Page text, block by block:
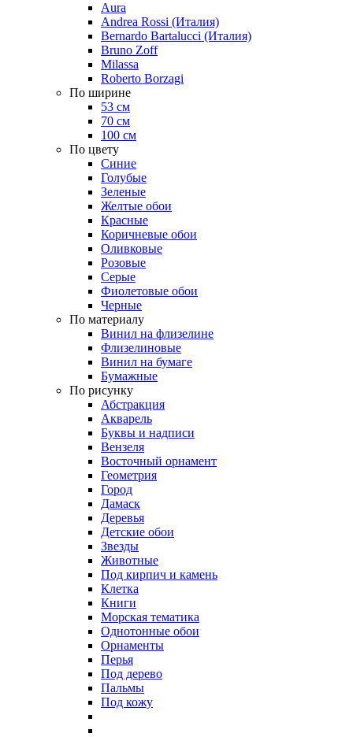
Aura
Andrea Rossi (Италия)
Bernardo Bartalucci (Италия)
Bruno Zoff
Milassa
Roberto Borzagi
По ширине
53 см
70 см
100 см
По цвету
Синие
Голубые
Зеленые
Желтые обои
Красные
Коричневые обои
Оливковые
Розовые
Серые
Фиолетовые обои
Черные
По материалу
Винил на флизелине
Флизелиновые
Винил на бумаге
Бумажные
По рисунку
Абстракция
Акварель
Буквы и надписи
Вензеля
Восточный орнамент
Геометрия
Город
Дамаск
Деревья
Детские обои
Звезды
Животные
Под кирпич и камень
Клетка
Книги
Морская тематика
Однотонные обои
Орнаменты
Перья
Под дерево
Пальмы
Под кожу